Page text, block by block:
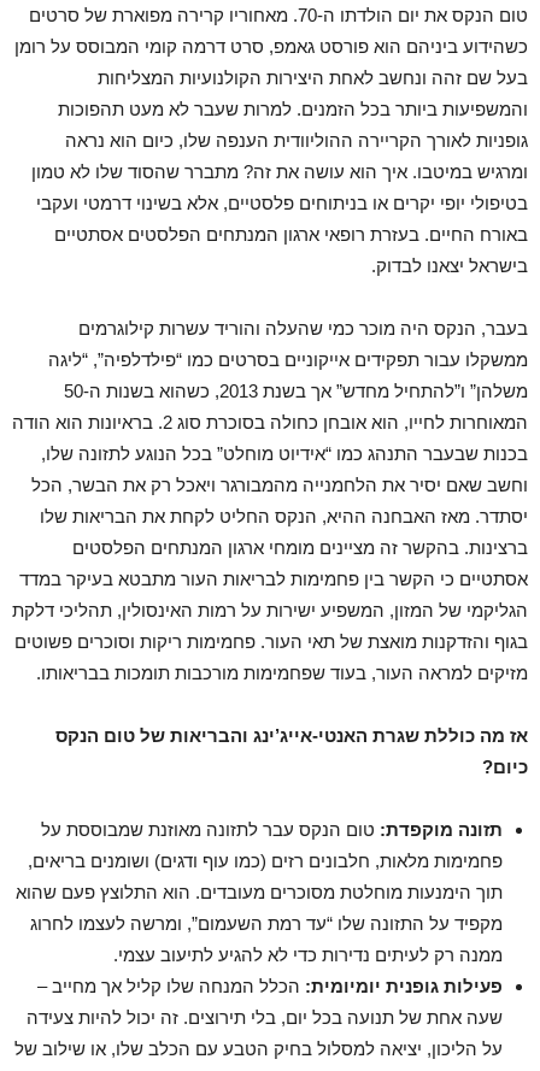
טום הנקס את יום הולדתו ה-70. מאחוריו קרירה מפוארת של סרטים
כשהידוע ביניהם הוא פורסט גאמפ, סרט דרמה קומי המבוסס על רומן
בעל שם זהה ונחשב לאחת היצירות הקולנועיות המצליחות
והמשפיעות ביותר בכל הזמנים. למרות שעבר לא מעט תהפוכות
גופניות לאורך הקריירה ההוליוודית הענפה שלו, כיום הוא נראה
ומרגיש במיטבו. איך הוא עושה את זה? מתברר שהסוד שלו לא טמון
בטיפולי יופי יקרים או בניתוחים פלסטיים, אלא בשינוי דרמטי ועקבי
באורח החיים. בעזרת רופאי ארגון המנתחים הפלסטים אסתטיים
בישראל יצאנו לבדוק.
בעבר, הנקס היה מוכר כמי שהעלה והוריד עשרות קילוגרמים
ממשקלו עבור תפקידים אייקוניים בסרטים כמו “פילדלפיה”, “ליגה
משלהן” ו”להתחיל מחדש” אך בשנת 2013, כשהוא בשנות ה-50
המאוחרות לחייו, הוא אובחן כחולה בסוכרת סוג 2. בראיונות הוא הודה
בכנות שבעבר התנהג כמו “אידיוט מוחלט” בכל הנוגע לתזונה שלו,
וחשב שאם יסיר את הלחמנייה מהמבורגר ויאכל רק את הבשר, הכל
יסתדר. מאז האבחנה ההיא, הנקס החליט לקחת את הבריאות שלו
ברצינות. בהקשר זה מציינים מומחי ארגון המנתחים הפלסטים
אסתטיים כי הקשר בין פחמימות לבריאות העור מתבטא בעיקר במדד
הגליקמי של המזון, המשפיע ישירות על רמות האינסולין, תהליכי דלקת
בגוף והזדקנות מואצת של תאי העור. פחמימות ריקות וסוכרים פשוטים
מזיקים למראה העור, בעוד שפחמימות מורכבות תומכות בבריאותו.
אז מה כוללת שגרת האנטי-אייג’ינג והבריאות של טום הנקס
כיום?
תזונה מוקפדת: טום הנקס עבר לתזונה מאוזנת שמבוססת על
פחמימות מלאות, חלבונים רזים (כמו עוף ודגים) ושומנים בריאים,
תוך הימנעות מוחלטת מסוכרים מעובדים. הוא התלוצץ פעם שהוא
מקפיד על התזונה שלו “עד רמת השעמום”, ומרשה לעצמו לחרוג
ממנה רק לעיתים נדירות כדי לא להגיע לתיעוב עצמי.
פעילות גופנית יומיומית: הכלל המנחה שלו קליל אך מחייב –
שעה אחת של תנועה בכל יום, בלי תירוצים. זה יכול להיות צעידה
על הליכון, יציאה למסלול בחיק הטבע עם הכלב שלו, או שילוב של